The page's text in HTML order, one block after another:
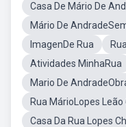
Casa De Mário De
Mário De
ImagenDe Rua
Atividades MinhaRua
Mario De
Rua MárioLopes Leão
Casa Da Rua Lopes